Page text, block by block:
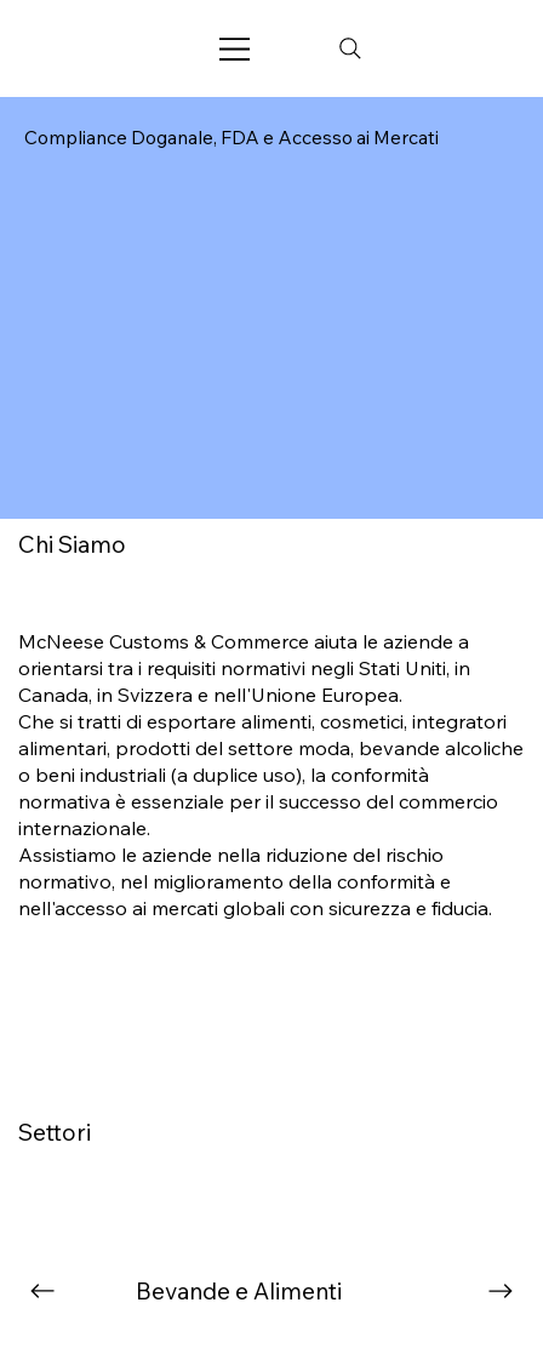
Compliance Doganale, FDA e Accesso ai Mercati
Chi Siamo
McNeese Customs & Commerce aiuta le aziende a
orientarsi tra i requisiti normativi negli Stati Uniti, in
Canada, in Svizzera e nell'Unione Europea.
Che si tratti di esportare alimenti, cosmetici, integratori
alimentari, prodotti del settore moda, bevande alcoliche
o beni industriali (a duplice uso), la conformità
normativa è essenziale per il successo del commercio
internazionale.
Assistiamo le aziende nella riduzione del rischio
normativo, nel miglioramento della conformità e
nell'accesso ai mercati globali con sicurezza e fiducia.
Settori
Bevande e Alimenti